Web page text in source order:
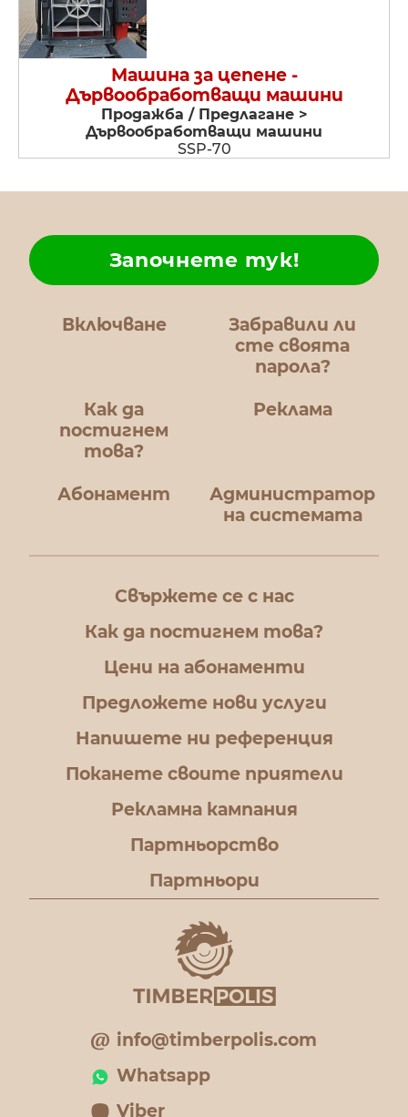
Машина за цепене -
Дървообработващи машини
Продажба / Предлагане >
Дървообработващи машини
SSP-70
Включване
Забравили ли
сте своята
парола?
Как да
постигнем
това?
Започнете тук!
Реклама
Абонамент
Администратор
на системата
Свържете се с нас
Как да постигнем това?
Цени на абонаменти
Предложете нови услуги
Напишете ни референция
Поканете своите приятели
Рекламна кампания
Партньорство
Партньори
info@timberpolis.com
Whatsapp
Viber